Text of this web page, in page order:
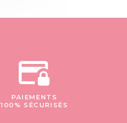
PAIEMENTS
100% SÉCURISÉS